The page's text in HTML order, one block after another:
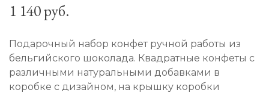
1 140 руб.
Подарочный набор конфет ручной работы из
бельгийского шоколада. Квадратные конфеты с
различными натуральными добавками в
коробке с дизайном, на крышку коробки